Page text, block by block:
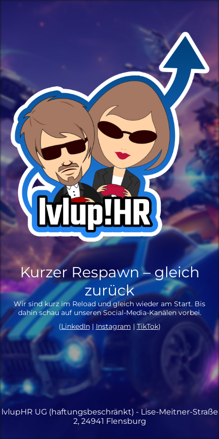
Kurzer Respawn – gleich
zurück
Wir sind kurz im Reload und gleich wieder am Start. Bis
dahin schau auf unseren Social-Media-Kanälen vorbei.
(LinkedIn|Instagram | TikTok)
lvlupHR UG (haftungsbeschränkt) - Lise-Meitner-Straße
2, 24941 Flensburg